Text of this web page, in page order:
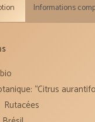
Informations
“Citrus